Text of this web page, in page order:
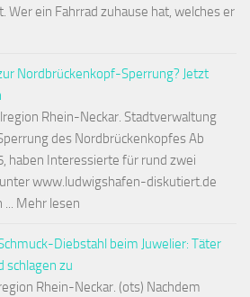
Wer ein Fahrrad zuhause hat, welches er
Nordbrückenkopf-Sperrung? Jetzt
Rhein-Neckar. Stadtverwaltung
des Nordbrückenkopfes Ab
haben Interessierte für rund zwei
www.ludwigshafen-diskutiert.de
... Mehr lesen
Diebstahl beim Juwelier: Täter
schlagen zu
Rhein-Neckar. (ots) Nachdem